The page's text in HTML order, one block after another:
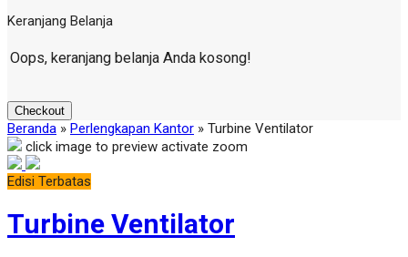
Keranjang Belanja
Oops, keranjang belanja Anda kosong!
Checkout
Beranda » Perlengkapan Kantor » Turbine Ventilator
click image to preview activate zoom
Edisi Terbatas
Turbine Ventilator